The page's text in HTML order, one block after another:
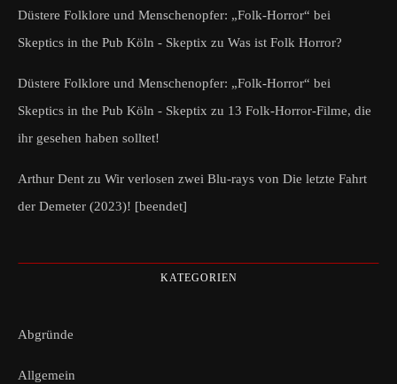
Düstere Folklore und Menschenopfer: „Folk-Horror“ bei
Skeptics in the Pub Köln - Skeptix zu Was ist Folk Horror?
Düstere Folklore und Menschenopfer: „Folk-Horror“ bei
Skeptics in the Pub Köln - Skeptix zu 13 Folk-Horror-Filme, die
ihr gesehen haben solltet!
Arthur Dent zu Wir verlosen zwei Blu-rays von Die letzte Fahrt
der Demeter (2023)! [beendet]
KATEGORIEN
Abgründe
Allgemein